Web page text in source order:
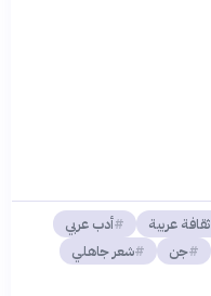
ثقافة عربية
أدب عربي
جن
شعر جاهلي